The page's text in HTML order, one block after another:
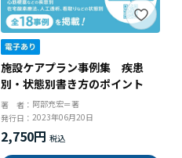
施設ケアプラン事例集 疾患
別・状態別書き方のポイント
著 者： 阿部充宏＝著
発行日： 2023年06月20日
2,750円